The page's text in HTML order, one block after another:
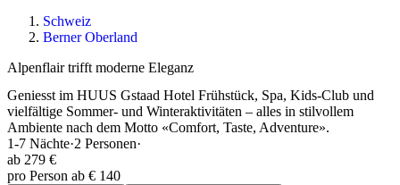
Schweiz
Berner Oberland
Alpenflair trifft moderne Eleganz
Geniesst im HUUS Gstaad Hotel Frühstück, Spa, Kids-Club und
vielfältige Sommer- und Winteraktivitäten – alles in stilvollem
Ambiente nach dem Motto «Comfort, Taste, Adventure».
1-7 Nächte·2 Personen·
ab 279 €
pro Person ab € 140